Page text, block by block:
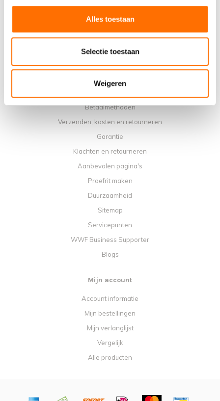
Alles toestaan
Selectie toestaan
Weigeren
Contact
Agenda werkplaats
Handleidingen
Betaalmethoden
Verzenden, kosten en retourneren
Garantie
Klachten en retourneren
Aanbevolen pagina's
Proefrit maken
Duurzaamheid
Sitemap
Servicepunten
WWF Business Supporter
Blogs
Mijn account
Account informatie
Mijn bestellingen
Mijn verlanglijst
Vergelijk
Alle producten